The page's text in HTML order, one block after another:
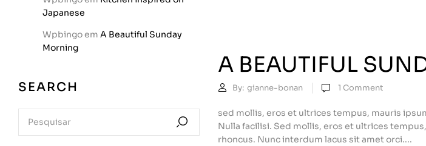
Japanese
Wpbingoem A Beautiful Sunday
Morning
SEARCH
A BEAUTIFUL
By: gianne-bonan 1 Comment
sed mollis, eros et ultrices tempus, mauris
Nulla facilisi. Sed mollis, eros et ultrices
rhoncus. Nunc interdum lacus sit amet orci....